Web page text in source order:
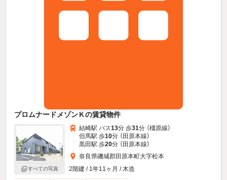
プロムナードメゾンＫの賃貸物件
すべての写真
結崎駅 バス13分 歩31分 （橿原線）
但馬駅 歩10分 （田原本線）
黒田駅 歩20分 （田原本線）
奈良県磯城郡田原本町大字松本
2階建 / 1年11ヶ月 / 木造